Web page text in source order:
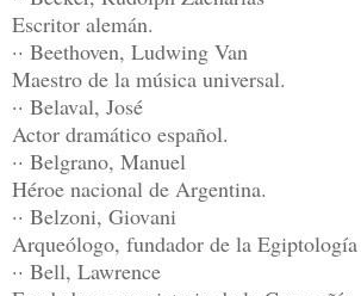
Escritor alemán.
·· Beethoven, Ludwing Van
Maestro de la música universal.
·· Belaval, José
Actor dramático español.
·· Belgrano, Manuel
Héroe nacional de Argentina.
·· Belzoni, Giovani
Arqueólogo, fundador de la
·· Bell, Lawrence